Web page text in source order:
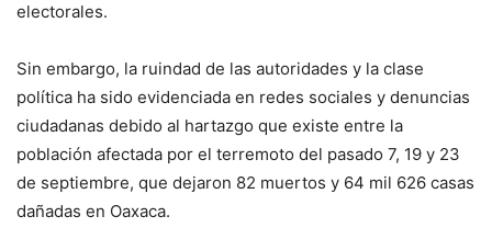
electorales.
Sin embargo, la ruindad de las autoridades y la clase
política ha sido evidenciada en redes sociales y denuncias
ciudadanas debido al hartazgo que existe entre la
población afectada por el terremoto del pasado 7, 19 y 23
de septiembre, que dejaron 82 muertos y 64 mil 626 casas
dañadas en Oaxaca.